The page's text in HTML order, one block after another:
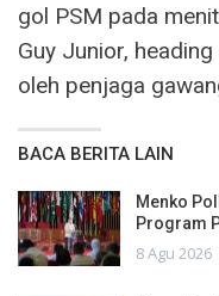
gol PSM pada
Guy Junior,
oleh penjaga
BACA BERITA LAIN
Menko
Program
8 Agu 2026